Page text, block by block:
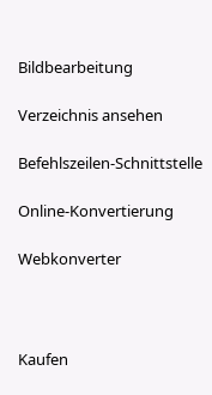
Bildbearbeitung
Verzeichnis ansehen
Befehlszeilen-Schnittstelle
Online-Konvertierung
Webkonverter
Kaufen